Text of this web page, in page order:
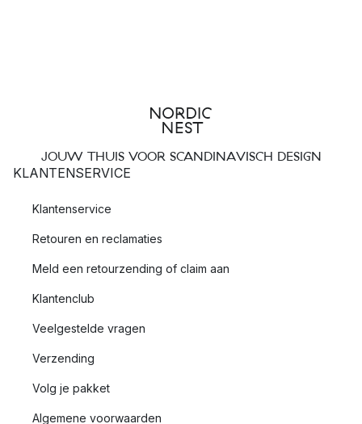
JOUW THUIS VOOR SCANDINAVISCH DESIGN
KLANTENSERVICE
Klantenservice
Retouren en reclamaties
Meld een retourzending of claim aan
Klantenclub
Veelgestelde vragen
Verzending
Volg je pakket
Algemene voorwaarden